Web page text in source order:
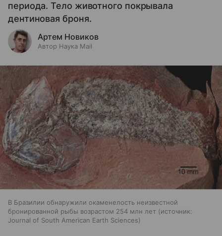
периода. Тело животного покрывала
дентиновая броня.
Артем Новиков
Автор Наука Mail
В Бразилии обнаружили окаменелость неизвестной
бронированной рыбы возрастом 254 млн лет
источник:
Journal of South American Earth Sciences